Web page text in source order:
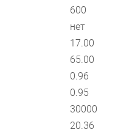
600
нет
17.00
65.00
0.96
0.95
30000
20.36